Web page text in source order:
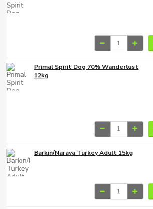
Primal Spirit Dog 70% Wanderlust
12kg
Barkin/Narava Turkey Adult 15kg